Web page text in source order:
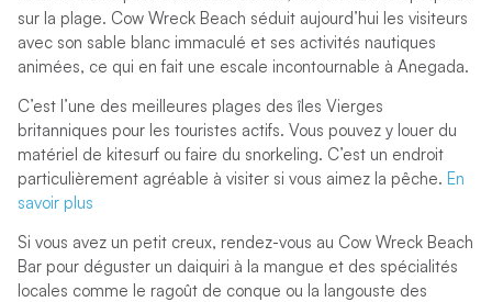
sur la plage. Cow Wreck Beach séduit aujourd’hui les visiteurs
avec son sable blanc immaculé et ses activités nautiques
animées, ce qui en fait une escale incontournable à Anegada.
C’est l’une des meilleures plages des îles Vierges
britanniques pour les touristes actifs. Vous pouvez y louer du
matériel de kitesurf ou faire du snorkeling. C’est un endroit
particulièrement agréable à visiter si vous aimez la pêche. En
savoir plus
Si vous avez un petit creux, rendez-vous au Cow Wreck Beach
Bar pour déguster un daiquiri à la mangue et des spécialités
locales comme le ragoût de conque ou la langouste des